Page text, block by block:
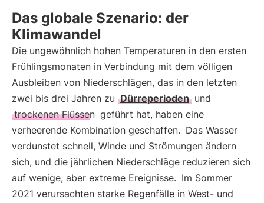
Das globale Szenario: der
Klimawandel
Die ungewöhnlich hohen Temperaturen in den ersten
Frühlingsmonaten in Verbindung mit dem völligen
Ausbleiben von Niederschlägen, das in den letzten
zwei bis drei Jahren zu Dürreperioden und
trockenen Flüssen geführt hat, haben eine
verheerende Kombination geschaffen. Das Wasser
verdunstet schnell, Winde und Strömungen ändern
sich, und die jährlichen Niederschläge reduzieren sich
auf wenige, aber extreme Ereignisse. Im Sommer
2021 verursachten starke Regenfälle in West- und